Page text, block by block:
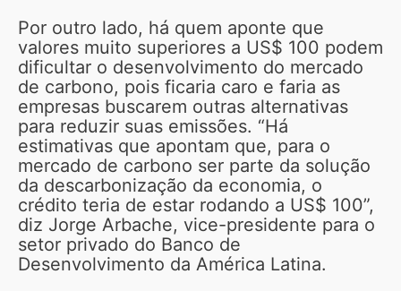
Por outro lado, há quem aponte que
valores muito superiores a US$ 100 podem
dificultar o desenvolvimento do mercado
de carbono, pois ficaria caro e faria as
empresas buscarem outras alternativas
para reduzir suas emissões. “Há
estimativas que apontam que, para o
mercado de carbono ser parte da solução
da descarbonização da economia, o
crédito teria de estar rodando a US$ 100”,
diz Jorge Arbache, vice-presidente para o
setor privado do Banco de
Desenvolvimento da América Latina.